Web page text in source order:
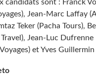
candidats sont : Franck
Jean-Marc Laffay
Teker (Pacha Tours),
Travel), Jean-Luc Dufrenne
et Yves